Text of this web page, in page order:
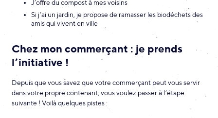
J’offre du compost à mes voisins
Si j’ai un jardin, je propose de ramasser les biodéchets des
amis qui vivent en ville
Chez mon commerçant : je prends
l’initiative !
Depuis que vous savez que votre commerçant peut vous servir
dans votre propre contenant, vous voulez passer à l’étape
suivante ! Voilà quelques pistes :